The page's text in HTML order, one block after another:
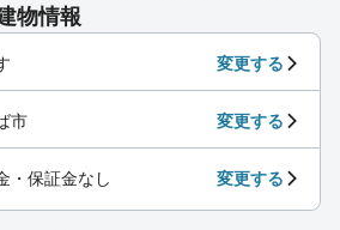
物情報
変更する
市 変更する
・保証金なし 変更する